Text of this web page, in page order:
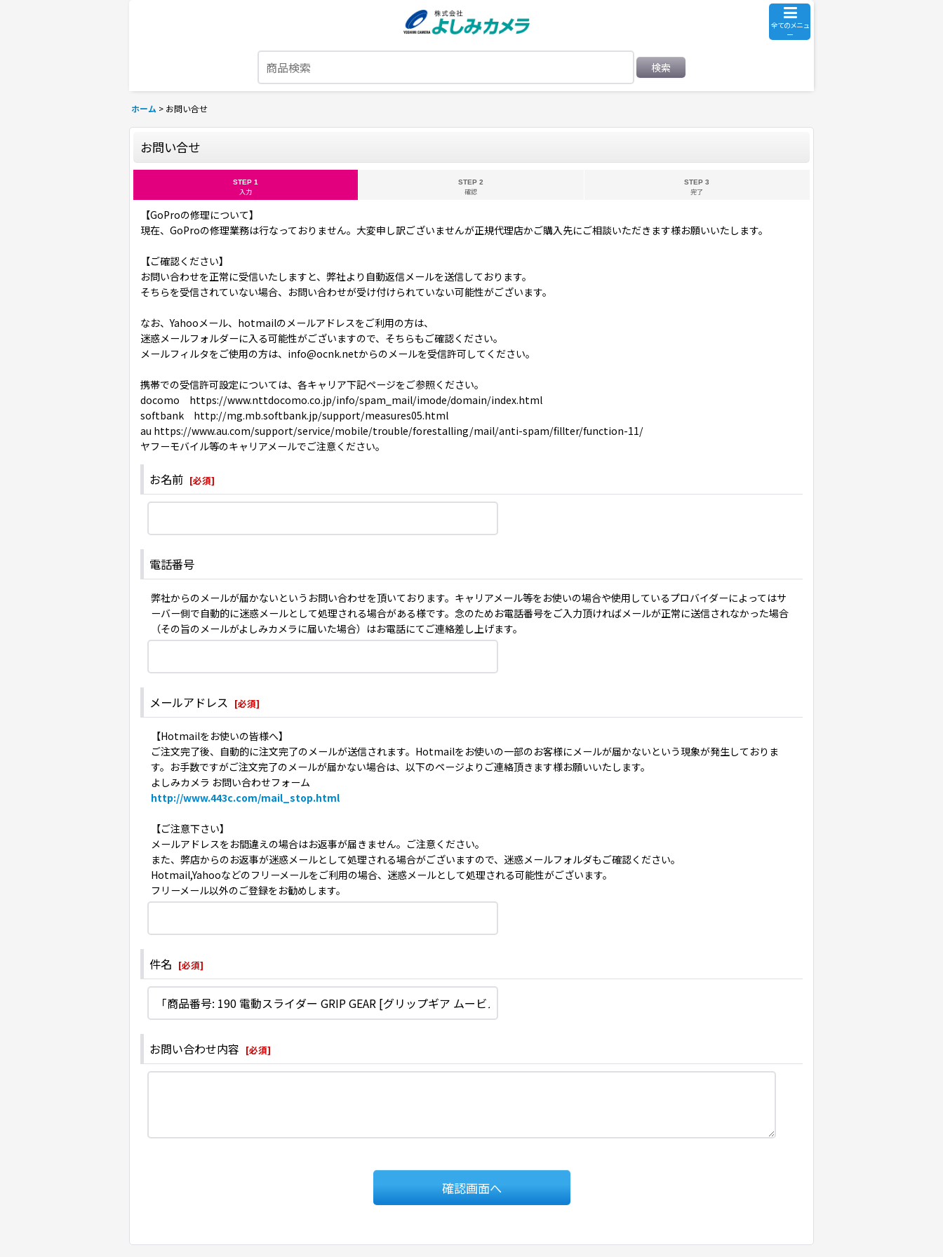
全てのメニュ
ー
検索
ホーム > お問い合せ
お問い合せ
STEP 1
入力
STEP 2
確認
STEP 3
完了
【GoProの修理について】
現在、GoProの修理業務は行なっておりません。大変申し訳ございませんが正規代理店かご購入先にご相談いただきます様お願いいたします。
【ご確認ください】
お問い合わせを正常に受信いたしますと、弊社より自動返信メールを送信しております。
そちらを受信されていない場合、お問い合わせが受け付けられていない可能性がございます。
なお、Yahooメール、hotmailのメールアドレスをご利用の方は、
迷惑メールフォルダーに入る可能性がございますので、そちらもご確認ください。
メールフィルタをご使用の方は、info@ocnk.netからのメールを受信許可してください。
携帯での受信許可設定については、各キャリア下記ページをご参照ください。
docomo https://www.nttdocomo.co.jp/info/spam_mail/imode/domain/index.html
softbank http://mg.mb.softbank.jp/support/measures05.html
au https://www.au.com/support/service/mobile/trouble/forestalling/mail/anti-spam/fillter/function-11/
ヤフーモバイル等のキャリアメールでご注意ください。
お名前 [必須]
電話番号
弊社からのメールが届かないというお問い合わせを頂いております。キャリアメール等をお使いの場合や使用しているプロバイダーによってはサ
ーバー側で自動的に迷惑メールとして処理される場合がある様です。念のためお電話番号をご入力頂ければメールが正常に送信されなかった場合
（その旨のメールがよしみカメラに届いた場合）はお電話にてご連絡差し上げます。
メールアドレス [必須]
【Hotmailをお使いの皆様へ】
ご注文完了後、自動的に注文完了のメールが送信されます。Hotmailをお使いの一部のお客様にメールが届かないという現象が発生しておりま
す。お手数ですがご注文完了のメールが届かない場合は、以下のページよりご連絡頂きます様お願いいたします。
よしみカメラ お問い合わせフォーム
http://www.443c.com/mail_stop.html
【ご注意下さい】
メールアドレスをお間違えの場合はお返事が届きません。ご注意ください。
また、弊店からのお返事が迷惑メールとして処理される場合がございますので、迷惑メールフォルダもご確認ください。
Hotmail,Yahooなどのフリーメールをご利用の場合、迷惑メールとして処理される可能性がございます。
フリーメール以外のご登録をお勧めします。
件名 [必須]
お問い合わせ内容 [必須]
確認画面へ